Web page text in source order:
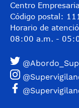
Centro
Código postal:
Horario de
08:00 a.m. -